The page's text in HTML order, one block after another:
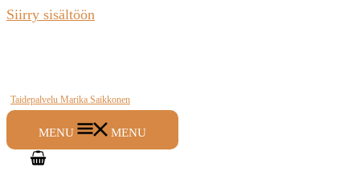
Siirry sisältöön
Taidepalvelu Marika Saikkonen
MENU MENU